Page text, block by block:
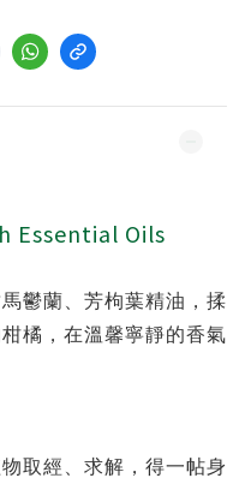
Essential Oils
鬱蘭、芳枸葉精油，揉
橘，在溫馨寧靜的香氣
取經、求解，得一帖身